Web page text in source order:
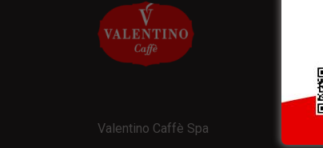
Valentino Caffè Spa